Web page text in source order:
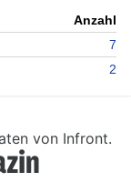
Anzahl
7
2
von Infront.